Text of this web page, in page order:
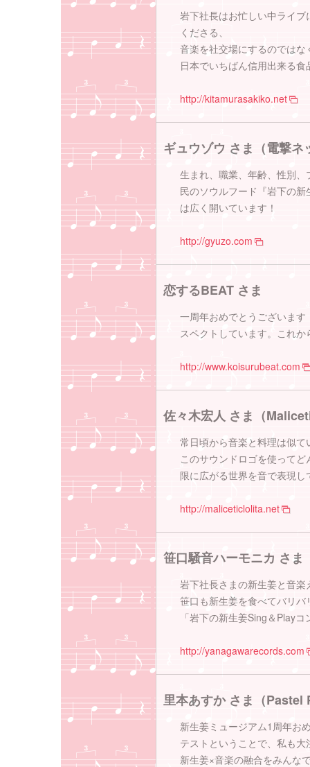
岩下社長はお忙しい中ライ
くださる、
音楽を社交場にするのでは
日本でいちばん信用出来る
http://kitamurasakiko.net
ギュウゾウ さま（電撃
生まれ、職業、年齢、性別
民のソウルフード『岩下の
は広く開いています！
http://gyuzo.com
恋するBEAT さま
一周年おめでとうございま
スペクトしています。これ
http://www.koisurubeat.com
佐々木宏人 さま（
常日頃から音楽と料理は似
このサウンドロゴを使って
限に広がる世界を音で表現し
http://maliceticlolita.net
笹口騒音ハーモニカ さま
岩下社長さまの新生姜と音
笹口も新生姜を食べてバリ
「岩下の新生姜Sing＆Play
http://yanagawarecords.com
里本あすか さま（Pastel
新生姜ミュージアム1周年お
テストということで、私も
新生姜×音楽の融合をみんな